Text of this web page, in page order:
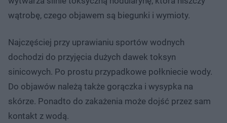
wątrobę, czego objawem są biegunki i wymioty.
Najczęściej przy uprawianiu sportów wodnych
dochodzi do przyjęcia dużych dawek toksyn
sinicowych. Po prostu przypadkowe połkniecie wody.
Do objawów należą także gorączka i wysypka na
skórze. Ponadto do zakażenia może dojść przez sam
kontakt z wodą.